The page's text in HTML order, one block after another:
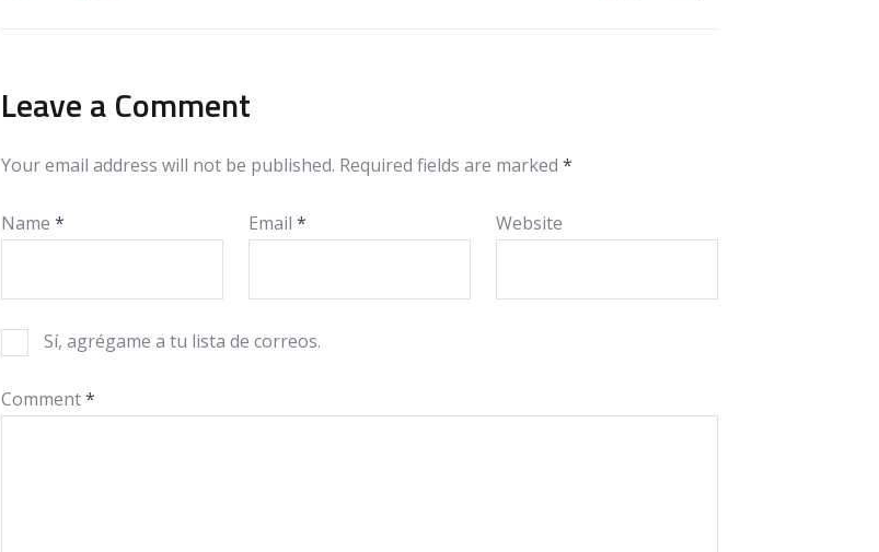
Leave a Comment
Your email address will not be published. Required fields are marked*
Name* Email* Website
Sí, agrégame a tu lista de correos.
Comment*